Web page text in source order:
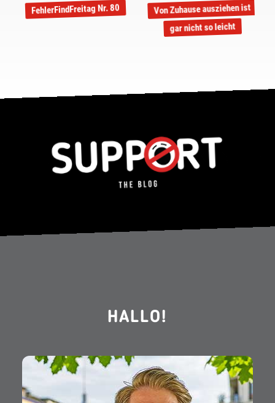
FehlerFindFreitag Nr. 80 Von Zuhause ausziehen ist
gar nicht so leicht
HALLO!